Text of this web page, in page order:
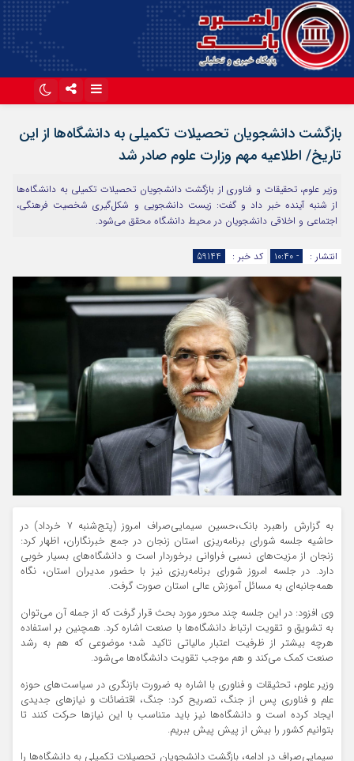
آپارات
بازگشت دانشجویان تحصیلات تکمیلی به دانشگاه‌ها از این
تاریخ/ اطلاعیه مهم وزارت علوم صادر شد
وزیر علوم، تحقیقات و فناوری از بازگشت دانشجویان تحصیلات تکمیلی به دانشگاه‌ها
از شنبه آینده خبر داد و گفت: زیست دانشجویی و شکل‌گیری شخصیت فرهنگی،
اجتماعی و اخلاقی دانشجویان در محیط دانشگاه محقق می‌شود.
انتشار : - ۱۰:۴۰ کد خبر : 59144
به گزارش راهبرد بانک،حسین سیمایی‌صراف امروز (پتج‌شنبه ۷ خرداد) در
حاشیه جلسه شورای برنامه‌ریزی استان زنجان در جمع خبرنگاران، اظهار کرد:
زنجان از مزیت‌های نسبی فراوانی برخوردار است و دانشگاه‌های بسیار خوبی
دارد. در جلسه امروز شورای برنامه‌ریزی نیز با حضور مدیران استان، نگاه
همه‌جانبه‌ای به مسائل آموزش عالی استان صورت گرفت.
وی افزود: در این جلسه چند محور مورد بحث قرار گرفت که از جمله آن می‌توان
به تشویق و تقویت ارتباط دانشگاه‌ها با صنعت اشاره کرد. همچنین بر استفاده
هرچه بیشتر از ظرفیت اعتبار مالیاتی تاکید شد؛ موضوعی که هم به رشد
صنعت کمک می‌کند و هم موجب تقویت دانشگاه‌ها می‌شود.
وزیر علوم، تحثیقات و فناوری با اشاره به ضرورت بازنگری در سیاست‌های حوزه
علم و فناوری پس از جنگ، تصریح کرد: جنگ، اقتضائات و نیاز‌های جدیدی
ایجاد کرده است و دانشگاه‌ها نیز باید متناسب با این نیاز‌ها حرکت کنند تا
بتوانیم کشور را بیش از پیش پیش ببریم.
سیمایی‌صراف در ادامه، بازگشت دانشجویان تحصیلات تکمیلی به دانشگاه‌ها را